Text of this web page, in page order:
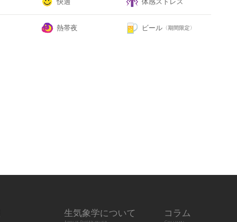
快適 体感ストレス
熱帯夜 ビール 〈期間限定〉
生気象学について コラム